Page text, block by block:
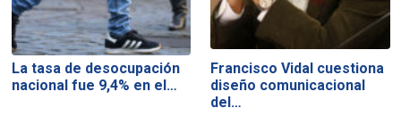
La tasa de desocupación
nacional fue 9,4% en el…
Francisco Vidal cuestiona
diseño comunicacional
del…